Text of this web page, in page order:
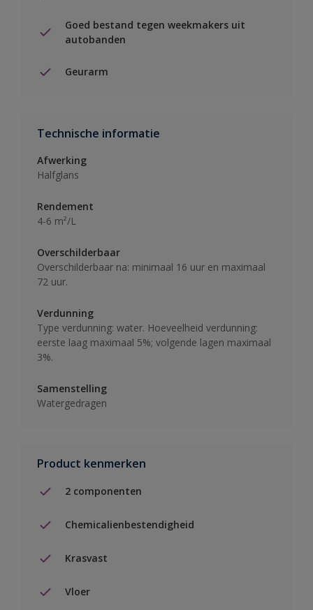
Goed bestand tegen weekmakers uit
autobanden
Geurarm
Technische informatie
Afwerking
Halfglans
Rendement
4-6 m²/L
Overschilderbaar
Overschilderbaar na: minimaal 16 uur en maximaal
72 uur.
Verdunning
Type verdunning: water. Hoeveelheid verdunning:
eerste laag maximaal 5%; volgende lagen maximaal
3%.
Samenstelling
Watergedragen
Product kenmerken
2 componenten
Chemicalienbestendigheid
Krasvast
Vloer